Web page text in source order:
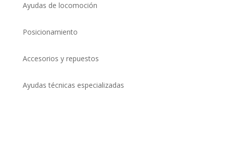
Ayudas de locomoción
Posicionamiento
Accesorios y repuestos
Ayudas técnicas especializadas